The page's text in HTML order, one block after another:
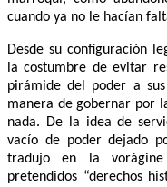
cuando ya no le hacían
Desde su configuración
la costumbre de evitar
pirámide del poder a
manera de gobernar por
nada. De la idea de
vacío de poder dejado
tradujo en la vorágine
pretendidos “derechos